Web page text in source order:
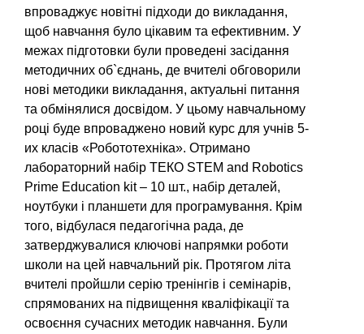
впроваджує новітні підходи до викладання,
щоб навчання було цікавим та ефективним. У
межах підготовки були проведені засідання
методичних об`єднань, де вчителі обговорили
нові методики викладання, актуальні питання
та обмінялися досвідом. У цьому навчальному
році буде впроваджено новий курс для учнів 5-
их класів «Робототехніка». Отримано
лабораторний набір ТЕКО STEM and Robotics
Prime Education kit – 10 шт., набір деталей,
ноутбуки і планшети для програмування. Крім
того, відбулася педагогічна рада, де
затверджувалися ключові напрямки роботи
школи на цей навчальний рік. Протягом літа
вчителі пройшли серію тренінгів і семінарів,
спрямованих на підвищення кваліфікації та
освоєння сучасних методик навчання. Були